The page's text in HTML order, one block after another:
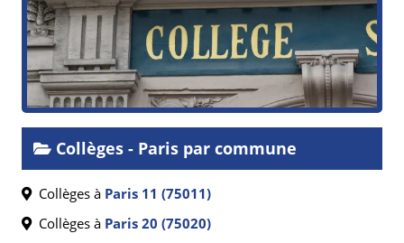
Collèges - Paris par commune
Collèges à Paris 11 (75011)
Collèges à Paris 20 (75020)